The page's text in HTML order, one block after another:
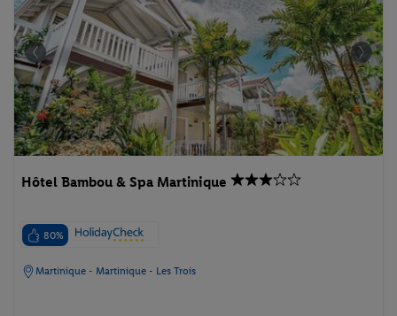
Hôtel Bambou & Spa Martinique
80%
Martinique - Martinique - Les Trois